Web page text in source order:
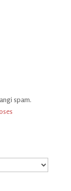
spam.